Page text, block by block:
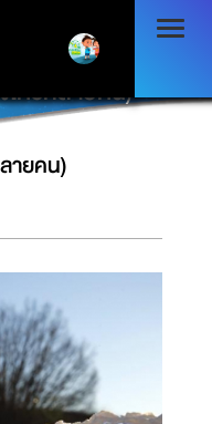
ครหลายคน)
ายคน)